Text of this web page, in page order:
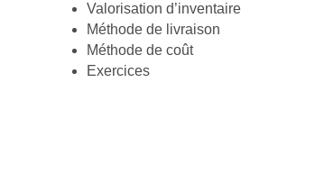
Valorisation d’inventaire
Méthode de livraison
Méthode de coût
Exercices